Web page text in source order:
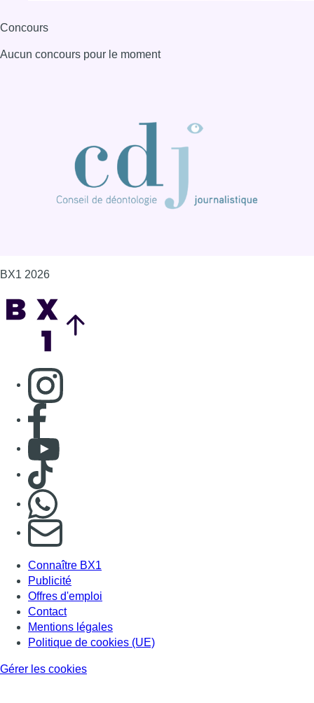
Concours
Aucun concours pour le moment
BX1 2026
Consulter page Instagram
Consulter page Facebook
Consulter Youtube
Consulter TikTok
S'abonner à notre newsletter
Connaître BX1
Publicité
Offres d'emploi
Contact
Mentions légales
Politique de cookies (UE)
Gérer les cookies